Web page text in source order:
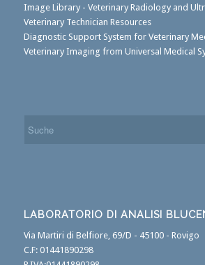
Image Library - Veterinary Radiology and
Veterinary Technician Resources
Diagnostic Support System for Veterinary
Veterinary Imaging from Universal Medical
LABORATORIO DI ANALISI
Via Martiri di Belfiore, 69/D - 45100 - Rovigo
C.F: 01441890298